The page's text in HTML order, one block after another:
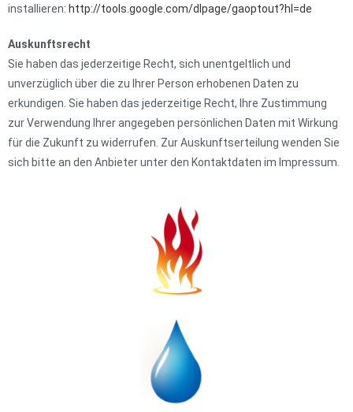
installieren: http://tools.google.com/dlpage/gaoptout?hl=de
Auskunftsrecht
Sie haben das jederzeitige Recht, sich unentgeltlich und
unverzüglich über die zu Ihrer Person erhobenen Daten zu
erkundigen. Sie haben das jederzeitige Recht, Ihre Zustimmung
zur Verwendung Ihrer angegeben persönlichen Daten mit Wirkung
für die Zukunft zu widerrufen. Zur Auskunftserteilung wenden Sie
sich bitte an den Anbieter unter den Kontaktdaten im Impressum.